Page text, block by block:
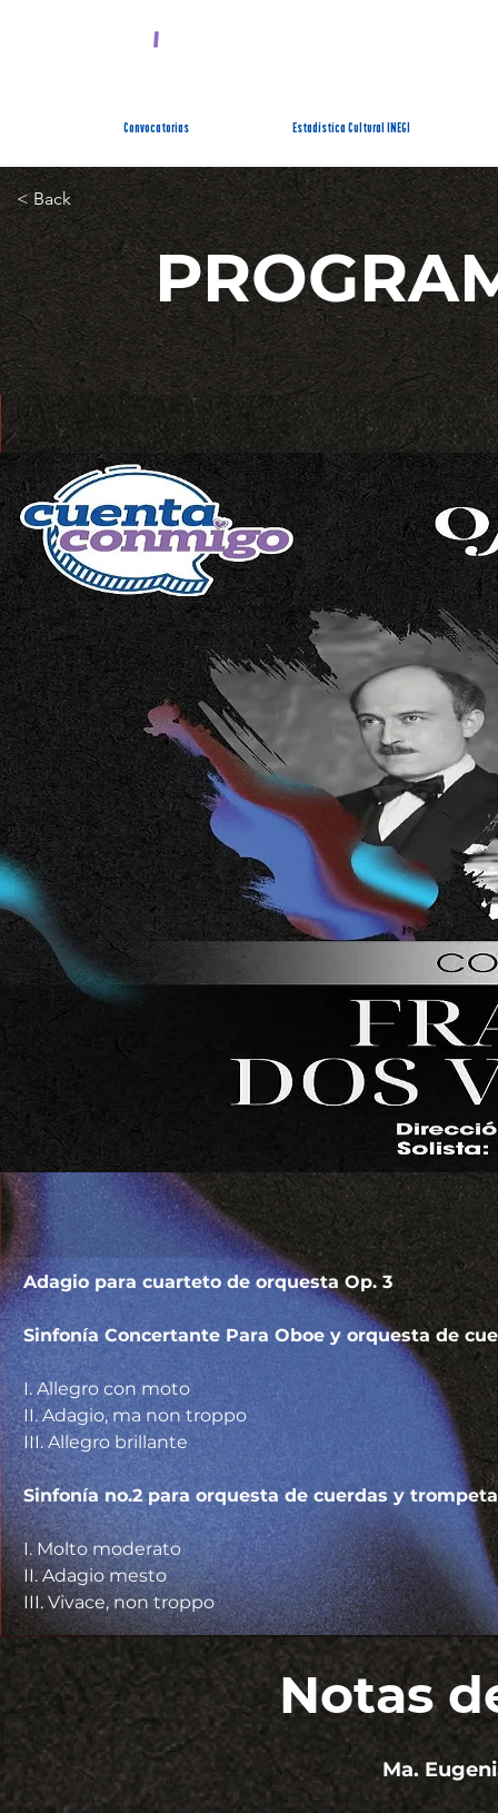
Convocatorias Estadística Cultural INEGI
< Back
Adagio para cuarteto de orquesta Op. 3
Sinfonía Concertante Para Oboe y orquesta de
I. Allegro con moto
II. Adagio, ma non troppo
III. Allegro brillante
Sinfonía no.2 para orquesta de cuerdas y
I. Molto moderato
II. Adagio mesto
III. Vivace, non troppo
Notas
Ma.